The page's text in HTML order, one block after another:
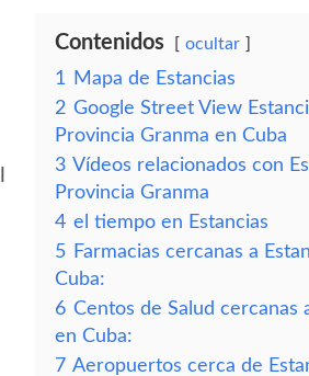
Contenidos ocultar
1
Mapa de Estancias
2 Google Street View
Provincia Granma en Cuba
3 Vídeos relacionados con
Provincia Granma
4 el tiempo en Estancias
5 Farmacias cercanas a
Cuba:
6 Centos de Salud cercanas
en Cuba:
7 Aeropuertos cerca de